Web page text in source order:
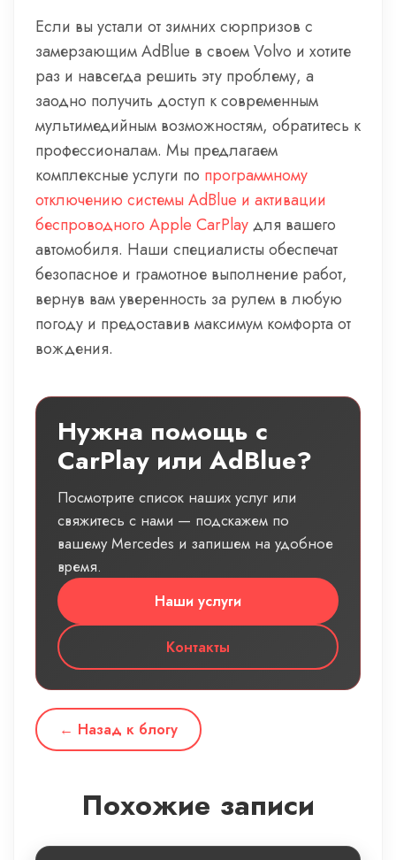
Если вы устали от зимних сюрпризов с
замерзающим AdBlue в своем Volvo и хотите
раз и навсегда решить эту проблему, а
заодно получить доступ к современным
мультимедийным возможностям, обратитесь к
профессионалам. Мы предлагаем
комплексные услуги по программному
отключению системы AdBlue и активации
беспроводного Apple CarPlayдля вашего
автомобиля. Наши специалисты обеспечат
безопасное и грамотное выполнение работ,
вернув вам уверенность за рулем в любую
погоду и предоставив максимум комфорта от
вождения.
Нужна помощь с
CarPlay или AdBlue?
Посмотрите список наших услуг или
свяжитесь с нами — подскажем по
вашему Mercedes и запишем на удобное
время.
Наши услуги
Контакты
← Назад к блогу
Похожие записи